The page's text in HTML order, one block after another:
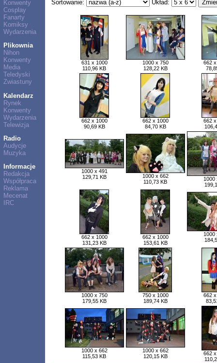
Konwenty
Cosplay
Fanarty
Komiksy
Wydarzenia
Plikownia
Nihon
Konwenty
Media
Teledyski
Zwiastuny
Kalendarz
Rynek
Konwenty
Wydarzenia
Telewizja
Radio
Audycje
Muzyka
Informacje
Redakcja
Współpraca
Reklama
Mecenat
IRC
Sortowanie: Układ:
631 x 1000
110,96 KB
1000 x 750
128,22 KB
662
662 x 1000
90,69 KB
662 x 1000
84,70 KB
662
1000 x 491
129,71 KB
1000 x 662
110,73 KB
1000
662 x 1000
131,23 KB
662 x 1000
153,61 KB
1000
1000 x 750
179,55 KB
750 x 1000
189,74 KB
662
1000 x 662
115,53 KB
1000 x 662
120,15 KB
662